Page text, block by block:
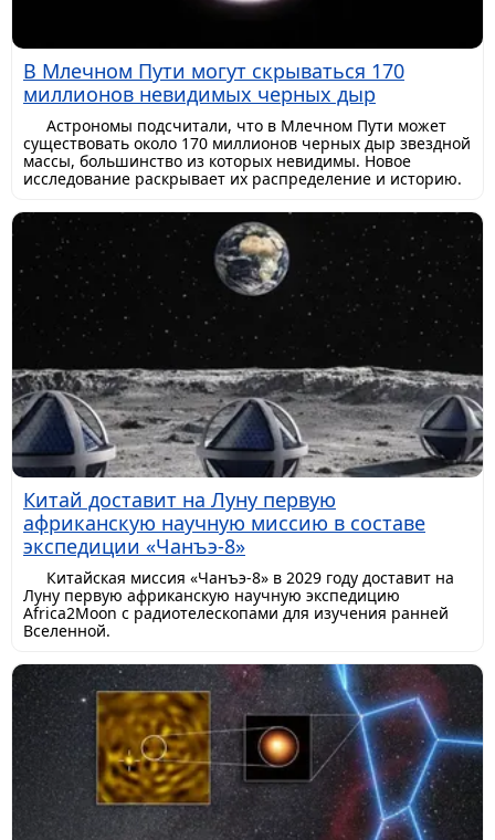
В Млечном Пути могут скрываться 170
миллионов невидимых черных дыр
Астрономы подсчитали, что в Млечном Пути может
существовать около 170 миллионов черных дыр звездной
массы, большинство из которых невидимы. Новое
исследование раскрывает их распределение и историю.
Китай доставит на Луну первую
африканскую научную миссию в составе
экспедиции «Чанъэ-8»
Китайская миссия «Чанъэ-8» в 2029 году доставит на
Луну первую африканскую научную экспедицию
Africa2Moon с радиотелескопами для изучения ранней
Вселенной.